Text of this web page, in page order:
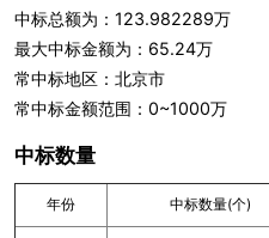
中标总额为：123.982289万
最大中标金额为：65.24万
常中标地区：北京市
常中标金额范围：0~1000万
中标数量
年份 中标数量(个)